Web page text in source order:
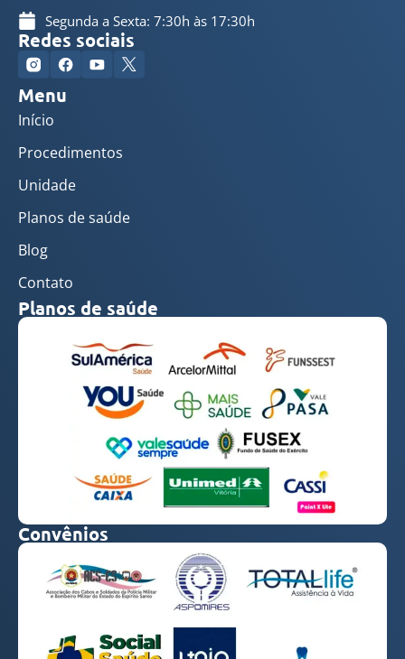
Segunda a Sexta: 7:30h às 17:30h
Redes sociais
Menu
Início
Procedimentos
Unidade
Planos de saúde
Blog
Contato
Planos de saúde
Convênios